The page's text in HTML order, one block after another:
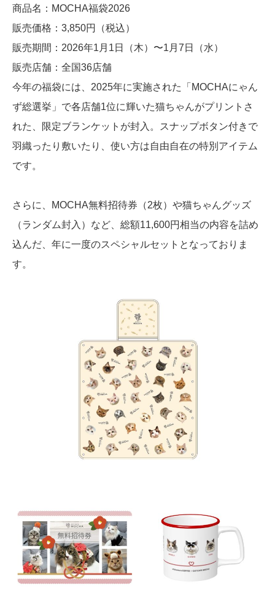
商品名：MOCHA福袋2026
販売価格：3,850円（税込）
販売期間：2026年1月1日（木）〜1月7日（水）
販売店舗：全国36店舗
今年の福袋には、2025年に実施された「MOCHAにゃん
ず総選挙」で各店舗1位に輝いた猫ちゃんがプリントさ
れた、限定ブランケットが封入。スナップボタン付きで
羽織ったり敷いたり、使い方は自由自在の特別アイテム
です。
さらに、MOCHA無料招待券（2枚）や猫ちゃんグッズ
（ランダム封入）など、総額11,600円相当の内容を詰め
込んだ、年に一度のスペシャルセットとなっておりま
す。